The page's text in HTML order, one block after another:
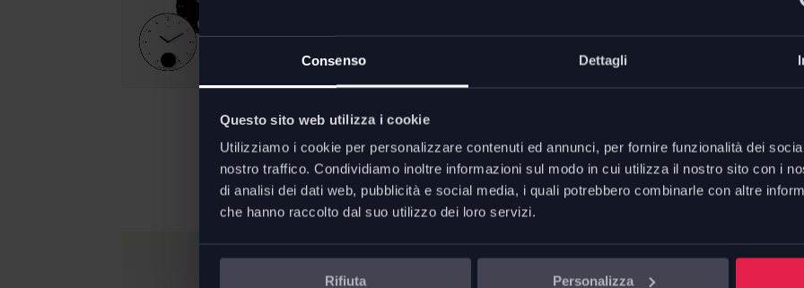
Consenso Dettagli
Questo sito web utilizza i cookie
Utilizziamo i cookie per personalizzare contenuti ed annunci, per fornire funzionalità dei
nostro traffico. Condividiamo inoltre informazioni sul modo in cui utilizza il nostro sito con i
di analisi dei dati web, pubblicità e social media, i quali potrebbero combinarle con altre
che hanno raccolto dal suo utilizzo dei loro servizi.
Rifiuta Personalizza
€ 214.79 15% in meno Vai alla scheda